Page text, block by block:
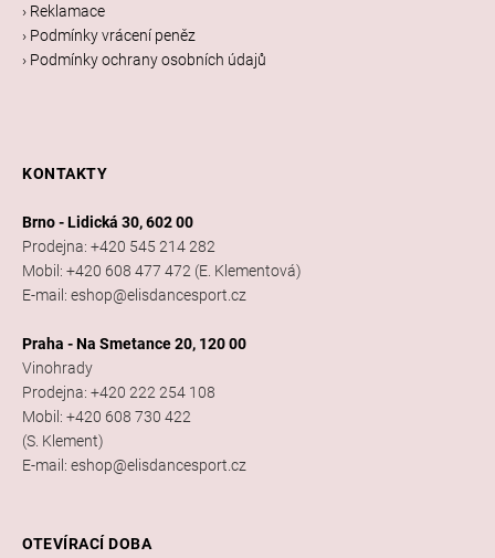
› Reklamace
› Podmínky vrácení peněz
› Podmínky ochrany osobních údajů
KONTAKTY
Brno - Lidická 30, 602 00
Prodejna: +420 545 214 282
Mobil: +420 608 477 472 (E. Klementová)
E-mail: eshop@elisdancesport.cz
Praha - Na Smetance 20, 120 00
Vinohrady
Prodejna: +420 222 254 108
Mobil: +420 608 730 422
(S. Klement)
E-mail: eshop@elisdancesport.cz
OTEVÍRACÍ DOBA